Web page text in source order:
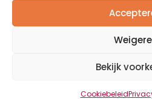
Bekijk
Cookiebeleid
Wilt u graag op de hoogte blijven
recente ontwikkelingen binnen het